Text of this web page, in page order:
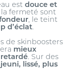
est douce et
la fermeté sont
, le teint
d’éclat.
de skinboosters
mieux
. Sur des
lissé, plus